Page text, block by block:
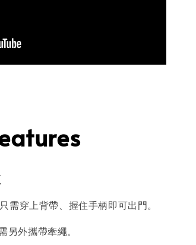
需穿上背帶、握住手柄即可出門。
另外攜帶牽繩。